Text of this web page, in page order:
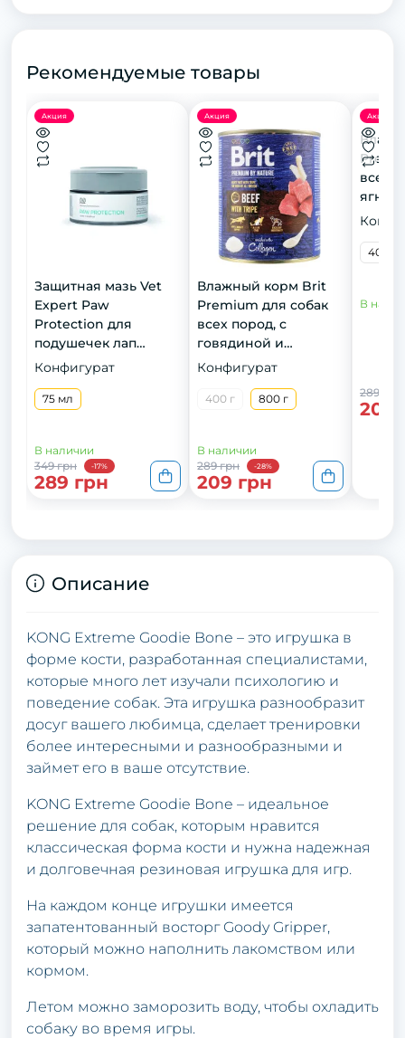
Рекомендуемые товары
Акция
Защитная мазь Vet
Expert Paw
Protection для
подушечек лап
кошек и собак, 75 мл
Конфигурат
75 мл
В наличии
349 грн
-17%
289 грн
Акция
Влажный корм Brit
Premium для собак
всех пород, с
говядиной и
потрохами, 800 г
Конфигурат
400 г 800 г
В наличии
289 грн
-28%
209 грн
Акция
всех
800 г
400 г
В
289 грн
209
Описание
KONG Extreme Goodie Bone – это игрушка в
форме кости, разработанная специалистами,
которые много лет изучали психологию и
поведение собак. Эта игрушка разнообразит
досуг вашего любимца, сделает тренировки
более интересными и разнообразными и
займет его в ваше отсутствие.
KONG Extreme Goodie Bone – идеальное
решение для собак, которым нравится
классическая форма кости и нужна надежная
и долговечная резиновая игрушка для игр.
На каждом конце игрушки имеется
запатентованный восторг Goody Gripper,
который можно наполнить лакомством или
кормом.
Летом можно заморозить воду, чтобы охладить
собаку во время игры.